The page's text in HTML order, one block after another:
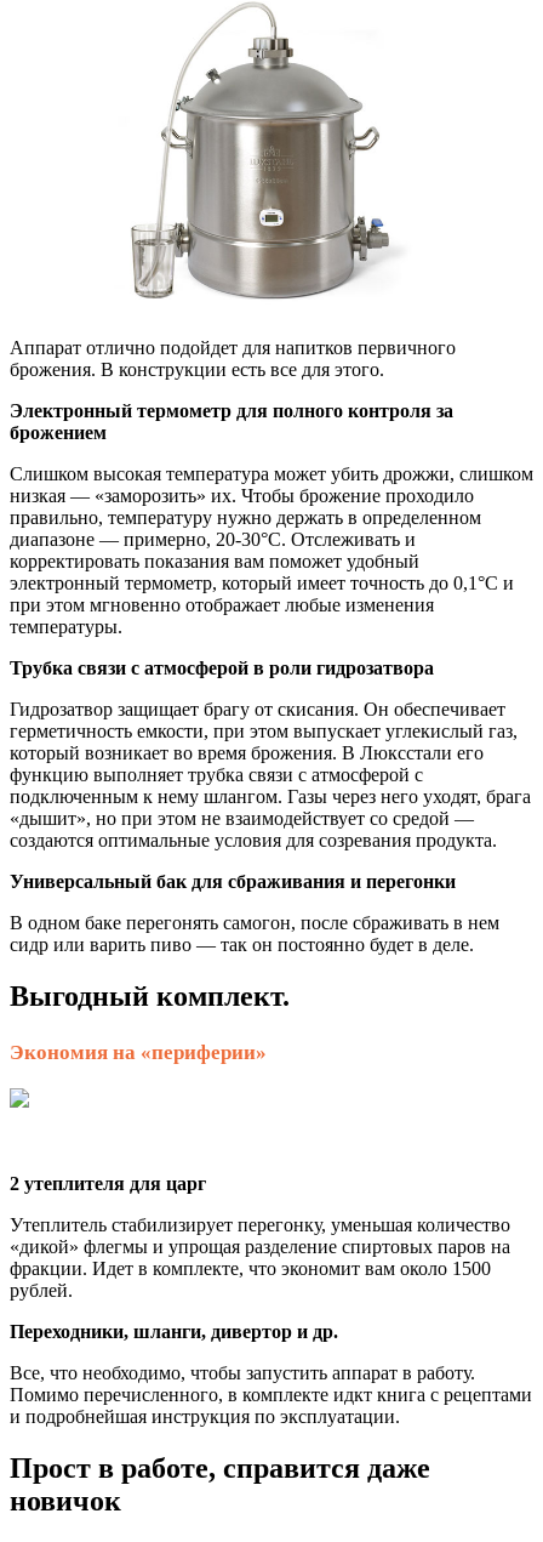
Аппарат отлично подойдет для напитков первичного
брожения. В конструкции есть все для этого.
Электронный термометр для полного контроля за
брожением
Слишком высокая температура может убить дрожжи, слишком
низкая — «заморозить» их. Чтобы брожение проходило
правильно, температуру нужно держать в определенном
диапазоне — примерно, 20-30°С. Отслеживать и
корректировать показания вам поможет удобный
электронный термометр, который имеет точность до 0,1°С и
при этом мгновенно отображает любые изменения
температуры.
Трубка связи с атмосферой в роли гидрозатвора
Гидрозатвор защищает брагу от скисания. Он обеспечивает
герметичность емкости, при этом выпускает углекислый газ,
который возникает во время брожения. В Люксстали его
функцию выполняет трубка связи с атмосферой с
подключенным к нему шлангом. Газы через него уходят, брага
«дышит», но при этом не взаимодействует со средой —
создаются оптимальные условия для созревания продукта.
Универсальный бак для сбраживания и перегонки
В одном баке перегонять самогон, после сбраживать в нем
сидр или варить пиво — так он постоянно будет в деле.
Выгодный комплект.
Экономия на «периферии»
2 утеплителя для царг
Утеплитель стабилизирует перегонку, уменьшая количество
«дикой» флегмы и упрощая разделение спиртовых паров на
фракции. Идет в комплекте, что экономит вам около 1500
рублей.
Переходники, шланги, дивертор и др.
Все, что необходимо, чтобы запустить аппарат в работу.
Помимо перечисленного, в комплекте идкт книга с рецептами
и подробнейшая инструкция по эксплуатации.
Прост в работе, справится даже
новичок